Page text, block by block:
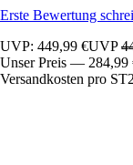
Erste Bewertung
UVP: 449,99 €UVP
Unser Preis — 284,99
Versandkosten pro ST